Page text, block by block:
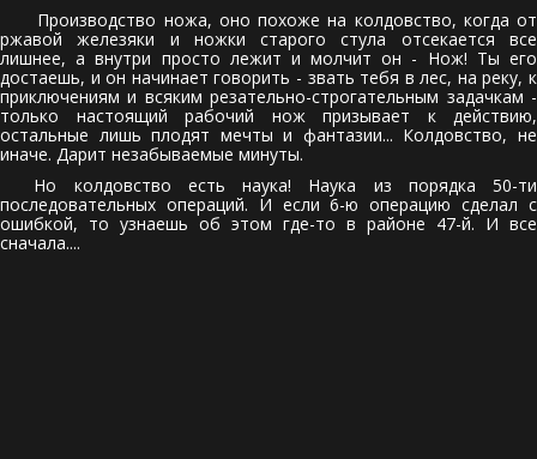
Производство ножа, оно похоже на колдовство, когда от
ржавой железяки и ножки старого стула отсекается все
лишнее, а внутри просто лежит и молчит он - Нож! Ты его
достаешь, и он начинает говорить - звать тебя в лес, на реку, к
приключениям и всяким резательно-строгательным задачкам -
только настоящий рабочий нож призывает к действию,
остальные лишь плодят мечты и фантазии... Колдовство, не
иначе. Дарит незабываемые минуты.
Но колдовство есть наука! Наука из порядка 50-ти
последовательных операций. И если 6-ю операцию сделал с
ошибкой, то узнаешь об этом где-то в районе 47-й. И все
сначала....